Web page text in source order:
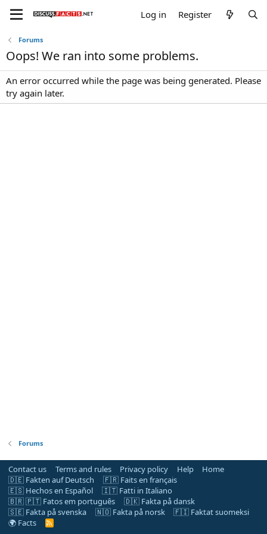
Log in Register
Forums
Oops! We ran into some problems.
An error occurred while the page was being generated. Please
try again later.
Forums
Contact us Terms and rules Privacy policy Help
Home
🇩🇪 Fakten auf Deutsch
🇫🇷 Faits en français
🇪🇸 Hechos en Español
🇮🇹 Fatti in Italiano
🇧🇷 🇵🇹 Fatos em português
🇩🇰 Fakta på dansk
🇸🇪 Fakta på svenska
🇳🇴 Fakta på norsk
🇫🇮 Faktat suomeksi
🌍 Facts
R